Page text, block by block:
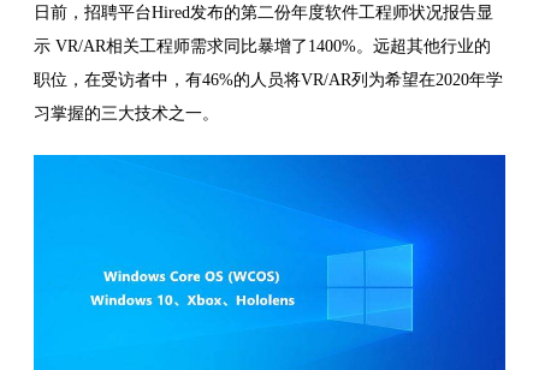
日前，招聘平台Hired发布的第二份年度软件工程师状况报告显
示 VR/AR相关工程师需求同比暴增了1400%。远超其他行业的
职位，在受访者中，有46%的人员将VR/AR列为希望在2020年学
习掌握的三大技术之一。